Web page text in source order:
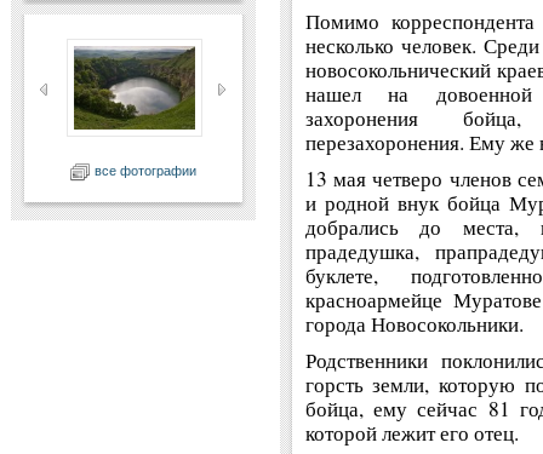
все фотографии
Помимо
несколько человек.
новосокольнический
нашел на довоенной
захоронения
перезахоронения. Ему же
13 мая четверо членов
и родной внук бойца
добрались до
прадедушка,
буклете,
красноармейце
города Новосокольники.
Родственники
горсть земли, которую
бойца, ему сейчас 81
которой лежит его отец.